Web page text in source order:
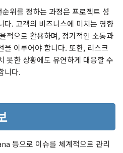
위를 정하는 과정은 프로젝트 성
다. 고객의 비즈니스에 미치는 영향
적으로 활용하며, 정기적인 소통과
을 이루어야 합니다. 또한, 리스크
못한 상황에도 유연하게 대응할 수
니다.
등으로 이슈를 체계적으로 관리